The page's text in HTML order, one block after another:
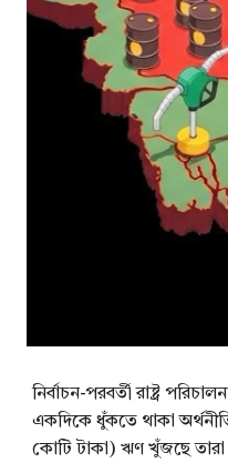
নির্বাচন-পরবর্তী রাষ্ট্র
একদিকে ধুঁকতে থাকা
কোটি টাকা) ঋণ খুঁজছে